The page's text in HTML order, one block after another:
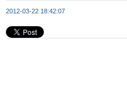
2012-03-22 18:42:07